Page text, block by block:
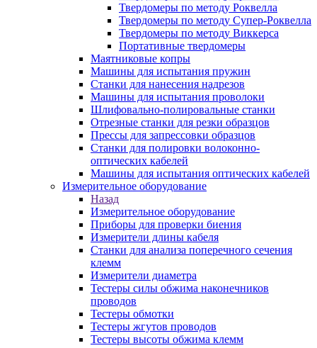
Твердомеры по методу Роквелла
Твердомеры по методу Супер-Роквелла
Твердомеры по методу Виккерса
Портативные твердомеры
Маятниковые копры
Машины для испытания пружин
Станки для нанесения надрезов
Машины для испытания проволоки
Шлифовально-полировальные станки
Отрезные станки для резки образцов
Прессы для запрессовки образцов
Станки для полировки волоконно-
оптических кабелей
Машины для испытания оптических кабелей
Измерительное оборудование
Назад
Измерительное оборудование
Приборы для проверки биения
Измерители длины кабеля
Станки для анализа поперечного сечения
клемм
Измерители диаметра
Тестеры силы обжима наконечников
проводов
Тестеры обмотки
Тестеры жгутов проводов
Тестеры высоты обжима клемм